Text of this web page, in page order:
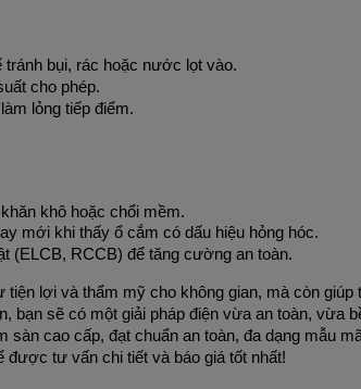
bụi, rác hoặc nước lọt vào.
cho phép.
lỏng tiếp điểm.
khô hoặc chổi mềm.
mới khi thấy ổ cắm có dấu hiệu hỏng hóc.
(ELCB, RCCB) để tăng cường an toàn.
lợi và thẩm mỹ cho không gian, mà còn giúp
bạn sẽ có một giải pháp điện vừa an toàn, vừa
sàn cao cấp, đạt chuẩn an toàn, đa dạng mẫu
tư vấn chi tiết và báo giá tốt nhất!